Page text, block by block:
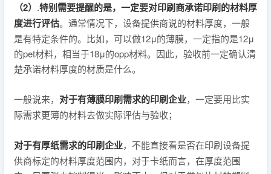
（2） .特别需要提醒的是，一定要对印刷商承诺印刷的材料厚
度进行评估。通常情况下，设备提供商说的材料厚度，一般
是有特定条件的。比如，可以做12μ的薄膜，一定指的是12μ
的pet材料，相当于18μ的opp材料。因此，验收前一定确认清
楚承诺材料厚度的材质是什么。
一般说来， 对于有薄膜印刷需求的印刷企业，一定要用比实
际需求更薄的材料去做实际评估与验收；
对于有厚纸需求的印刷企业，不能直接看是否在印刷设备提
供商标定的材料厚度范围内，对于卡纸而言，在厚度范围